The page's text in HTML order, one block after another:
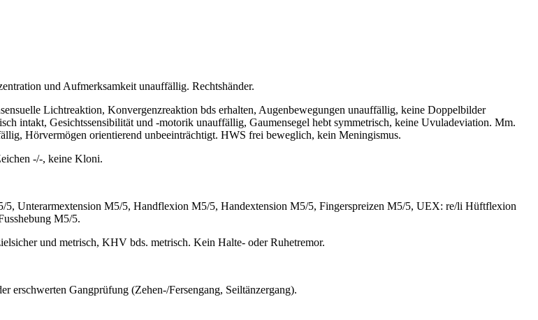
und Aufmerksamkeit unauffällig. Rechtshänder.
Lichtreaktion, Konvergenzreaktion bds erhalten, Augenbewegungen unauffällig, keine Doppelbilder
intakt, Gesichtssensibilität und -motorik unauffällig, Gaumensegel hebt symmetrisch, keine Uvuladeviation. Mm.
Hörvermögen orientierend unbeeinträchtigt. HWS frei beweglich, kein Meningismus.
-/-, keine Kloni.
Unterarmextension M5/5, Handflexion M5/5, Handextension M5/5, Fingerspreizen M5/5, UEX: re/li Hüftflexion
M5/5.
und metrisch, KHV bds. metrisch. Kein Halte- oder Ruhetremor.
erschwerten Gangprüfung (Zehen-/Fersengang, Seiltänzergang).